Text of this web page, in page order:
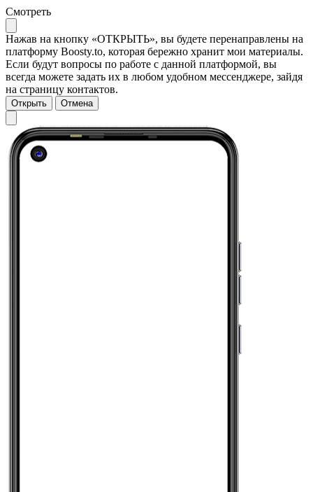
Смотреть
Нажав на кнопку «ОТКРЫТЬ», вы будете перенаправлены на
платформу Boosty.to, которая бережно хранит мои материалы.
Если будут вопросы по работе с данной платформой, вы
всегда можете задать их в любом удобном мессенджере, зайдя
на страницу контактов.
Открыть Отмена